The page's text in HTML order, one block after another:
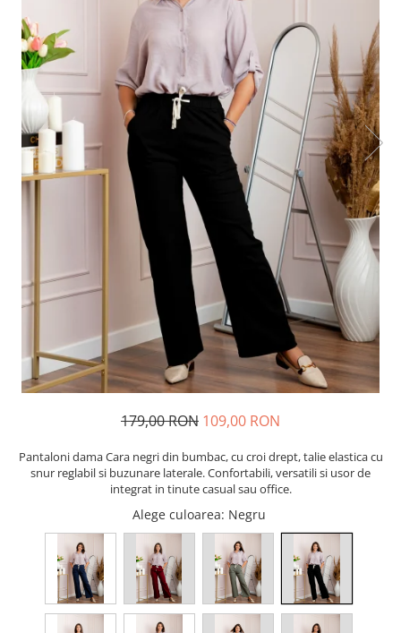
179,00 RON 109,00 RON
Pantaloni dama Cara negri din bumbac, cu croi drept, talie elastica cu
snur reglabil si buzunare laterale. Confortabili, versatili si usor de
integrat in tinute casual sau office.
Alege culoarea: Negru